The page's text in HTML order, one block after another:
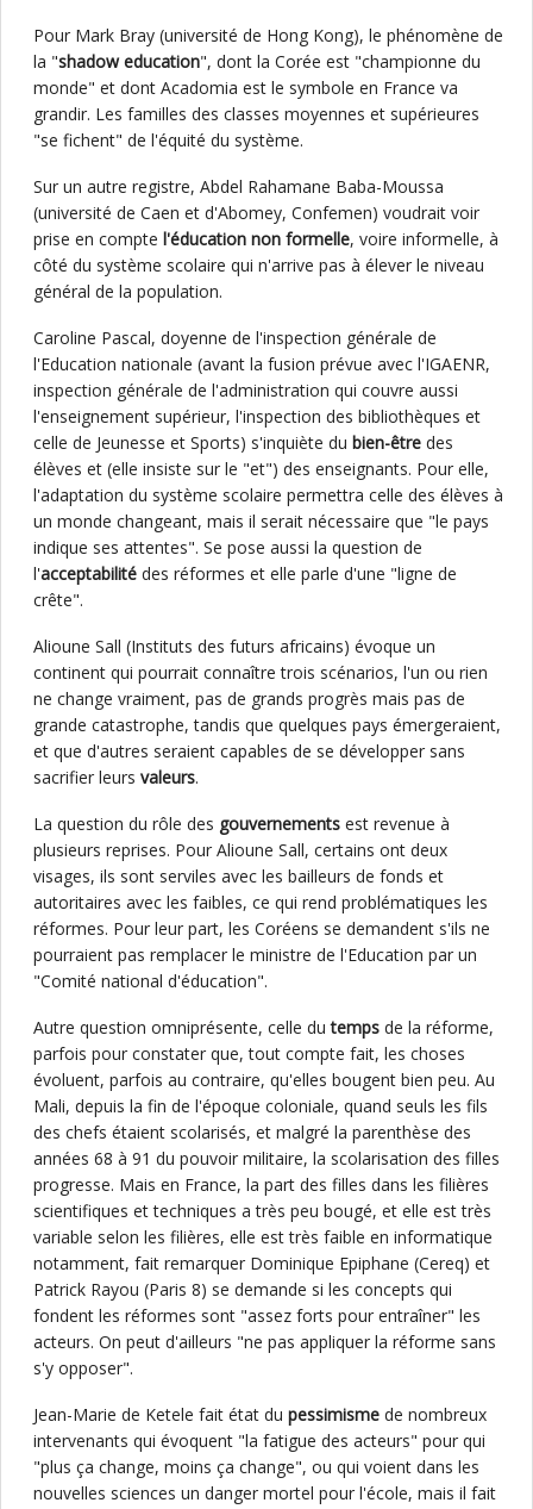
Pour Mark Bray (université de Hong Kong), le phénomène de
la "shadow education", dont la Corée est "championne du
monde" et dont Acadomia est le symbole en France va
grandir. Les familles des classes moyennes et supérieures
"se fichent" de l'équité du système.
Sur un autre registre, Abdel Rahamane Baba-Moussa
(université de Caen et d'Abomey, Confemen) voudrait voir
prise en compte l'éducation non formelle, voire informelle, à
côté du système scolaire qui n'arrive pas à élever le niveau
général de la population.
Caroline Pascal, doyenne de l'inspection générale de
l'Education nationale (avant la fusion prévue avec l'IGAENR,
inspection générale de l'administration qui couvre aussi
l'enseignement supérieur, l'inspection des bibliothèques et
celle de Jeunesse et Sports) s'inquiète du bien-être des
élèves et (elle insiste sur le "et") des enseignants. Pour elle,
l'adaptation du système scolaire permettra celle des élèves à
un monde changeant, mais il serait nécessaire que "le pays
indique ses attentes". Se pose aussi la question de
l'acceptabilité des réformes et elle parle d'une "ligne de
crête".
Alioune Sall (Instituts des futurs africains) évoque un
continent qui pourrait connaître trois scénarios, l'un ou rien
ne change vraiment, pas de grands progrès mais pas de
grande catastrophe, tandis que quelques pays émergeraient,
et que d'autres seraient capables de se développer sans
sacrifier leurs valeurs.
La question du rôle des gouvernements est revenue à
plusieurs reprises. Pour Alioune Sall, certains ont deux
visages, ils sont serviles avec les bailleurs de fonds et
autoritaires avec les faibles, ce qui rend problématiques les
réformes. Pour leur part, les Coréens se demandent s'ils ne
pourraient pas remplacer le ministre de l'Education par un
"Comité national d'éducation".
Autre question omniprésente, celle dutemps de la réforme,
parfois pour constater que, tout compte fait, les choses
évoluent, parfois au contraire, qu'elles bougent bien peu. Au
Mali, depuis la fin de l'époque coloniale, quand seuls les fils
des chefs étaient scolarisés, et malgré la parenthèse des
années 68 à 91 du pouvoir militaire, la scolarisation des filles
progresse. Mais en France, la part des filles dans les filières
scientifiques et techniques a très peu bougé, et elle est très
variable selon les filières, elle est très faible en informatique
notamment, fait remarquer Dominique Epiphane (Cereq) et
Patrick Rayou (Paris 8) se demande si les concepts qui
fondent les réformes sont "assez forts pour entraîner" les
acteurs. On peut d'ailleurs "ne pas appliquer la réforme sans
s'y opposer".
Jean-Marie de Ketele fait état du pessimisme de nombreux
intervenants qui évoquent "la fatigue des acteurs" pour qui
"plus ça change, moins ça change", ou qui voient dans les
nouvelles sciences un danger mortel pour l'école, mais il fait